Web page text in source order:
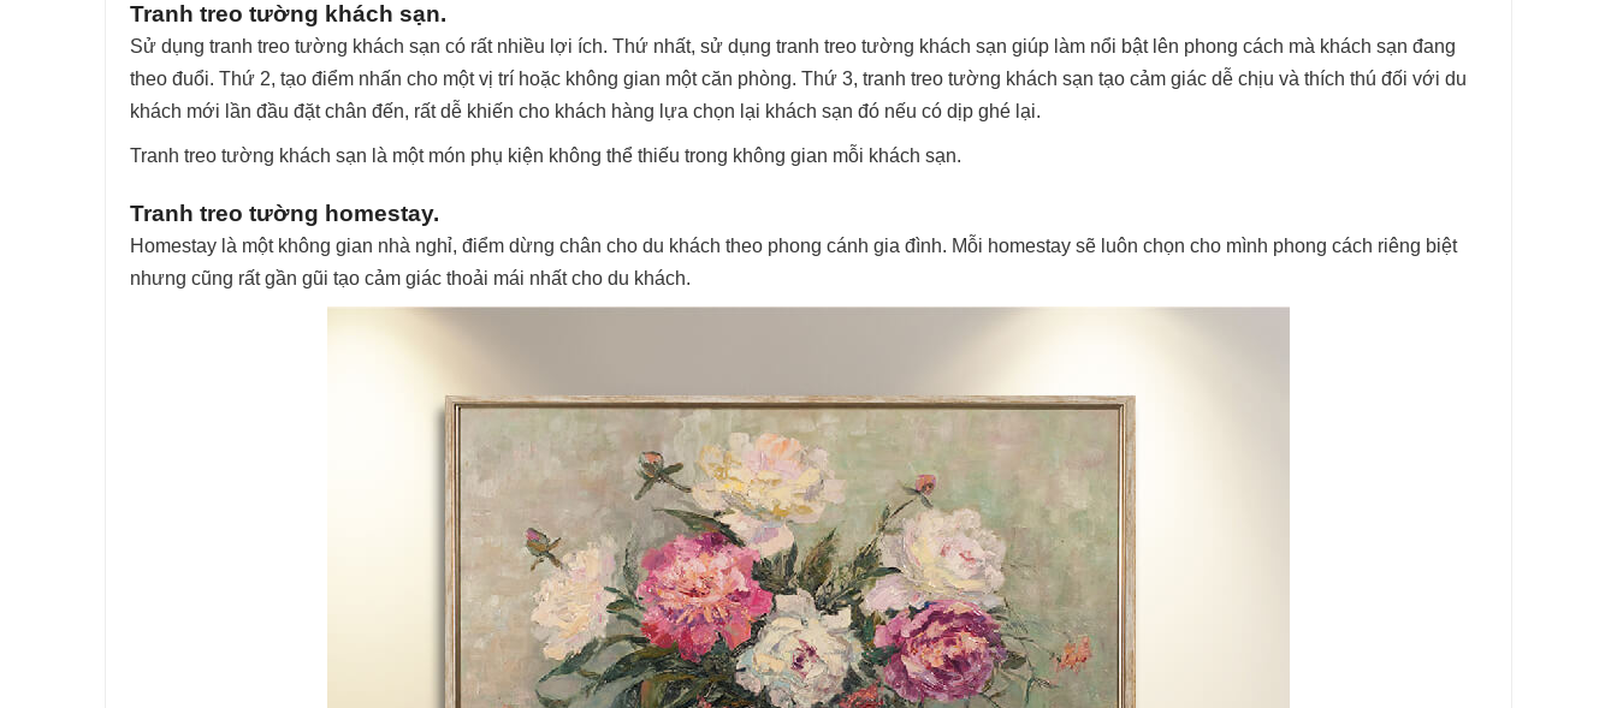
Tranh treo tường khách sạn.
Sử dụng tranh treo tường khách sạn có rất nhiều lợi ích. Thứ nhất, sử dụng tranh treo tường khách sạn giúp làm nổi bật lên phong cách mà khách sạn đang
theo đuổi. Thứ 2, tạo điểm nhấn cho một vị trí hoặc không gian một căn phòng. Thứ 3, tranh treo tường khách sạn tạo cảm giác dễ chịu và thích thú đối với du
khách mới lần đầu đặt chân đến, rất dễ khiến cho khách hàng lựa chọn lại khách sạn đó nếu có dịp ghé lại.
Tranh treo tường khách sạn là một món phụ kiện không thể thiếu trong không gian mỗi khách sạn.
Tranh treo tường homestay.
Homestay là một không gian nhà nghỉ, điểm dừng chân cho du khách theo phong cánh gia đình. Mỗi homestay sẽ luôn chọn cho mình phong cách riêng biệt
nhưng cũng rất gần gũi tạo cảm giác thoải mái nhất cho du khách.